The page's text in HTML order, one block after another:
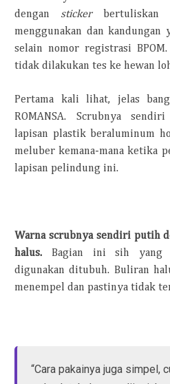
dengan stickerbertuliskan
menggunakan dan kandungan
selain nomor registrasi
tidak dilakukan tes ke hewan
Pertama kali lihat, jelas
ROMANSA. Scrubnya
lapisan plastik beraluminum
meluber kemana-mana ketika
lapisan pelindung ini.
Warna scrubnya sendiri putih
halus. Bagian ini sih yang
digunakan ditubuh. Buliran
menempel dan pastinya tidak
“Cara pakainya juga simpel,